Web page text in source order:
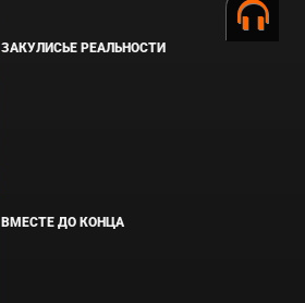
ЗАКУЛИСЬЕ РЕАЛЬНОСТИ
ВМЕСТЕ ДО КОНЦА